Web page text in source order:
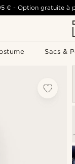
Sacs &
€ -Option gratuite à